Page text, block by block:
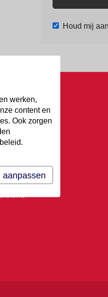
Houd mij
werken,
content en
Ook zorgen
aanpassen